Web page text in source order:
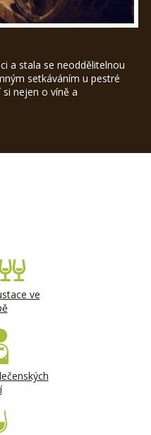
a stala se neoddělitelnou
setkáváním u pestré
nejen o víně a
ve